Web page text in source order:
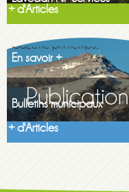
En savoir +
+ d'Articles
Gazette printemps 2026
Gazette printemps...
En savoir +
Bulletins municipaux
Découvrez les...
En savoir +
+ d'Articles